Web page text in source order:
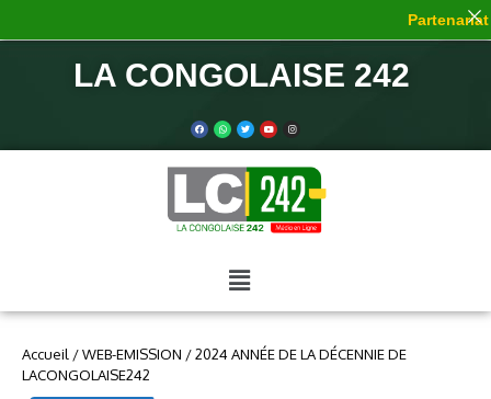
LA CONGOLAISE 242
Accueil /WEB-EMISSION /2024 ANNÉE DE LA DÉCENNIE DE
LACONGOLAISE242
Partenariat